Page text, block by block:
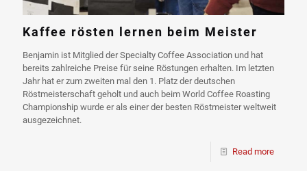
Kaffee rösten lernen beim Meister
Benjamin ist Mitglied der Specialty Coffee Association und hat
bereits zahlreiche Preise für seine Röstungen erhalten. Im letzten
Jahr hat er zum zweiten mal den 1. Platz der deutschen
Röstmeisterschaft geholt und auch beim World Coffee Roasting
Championship wurde er als einer der besten Röstmeister weltweit
ausgezeichnet.
Read more